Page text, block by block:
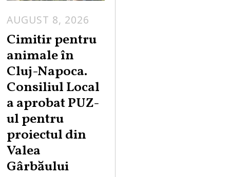
AUGUST 8, 2026
Cimitir pentru
animale în
Cluj-Napoca.
Consiliul Local
a aprobat PUZ-
ul pentru
proiectul din
Valea
Gârbăului